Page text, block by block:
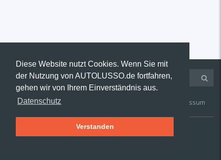
Diese Website nutzt Cookies. Wenn Sie mit
der Nutzung von AUTOLUSSO.de fortfahren,
gehen wir von Ihrem Einverständnis aus.
Datenschutz
Verstanden
Kontakt AGB Impressum
© 2019 AUTOLUSSO.de | Alle Rechte vorbehalten.